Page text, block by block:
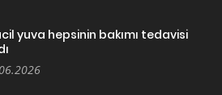
yuva hepsinin bakımı tedavisi